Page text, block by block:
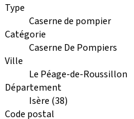
Type
Caserne de pompier
Catégorie
Caserne De Pompiers
Ville
Le Péage-de-Roussillon
Département
Isère (38)
Code postal